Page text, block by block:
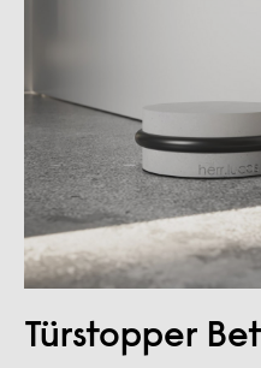
Türstopper